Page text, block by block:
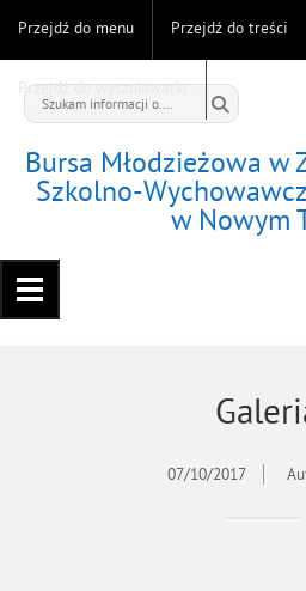
Przejdź do menu Przejdź do treści
Przejdź do wyszukiwarki
Bursa Młodzieżowa w
Szkolno-
w Nowym
07/10/2017